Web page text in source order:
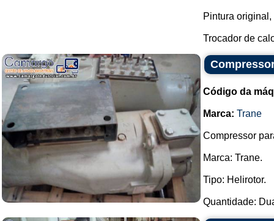
Pintura
Trocador de
Código da
Marca: Trane
Compressor
Marca: Trane.
Tipo: Helirotor.
Quantidade: